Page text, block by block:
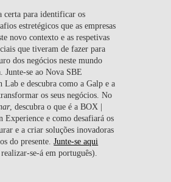
certa para identificar os
estretégicos que as empresas
novo contexto e as respetivas
que tiveram de fazer para
dos negócios neste mundo
Junte-se ao Nova SBE
Lab e descubra como a Galp e a
os seus negócios. No
, descubra o que é a BOX |
Experience e como desafiará os
e a criar soluções inovadoras
do presente.Junte-se aqui
realizar-se-á em português).